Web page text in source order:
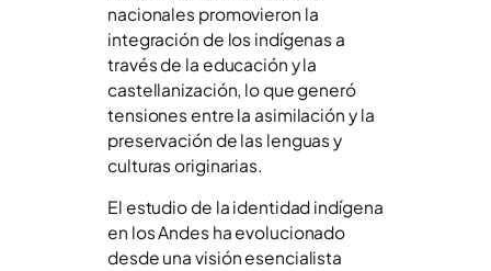
nacionales promovieron la
integración de los indígenas a
través de la educación y la
castellanización, lo que generó
tensiones entre la asimilación y la
preservación de las lenguas y
culturas originarias.
El estudio de la identidad indígena
en los Andes ha evolucionado
desde una visión esencialista